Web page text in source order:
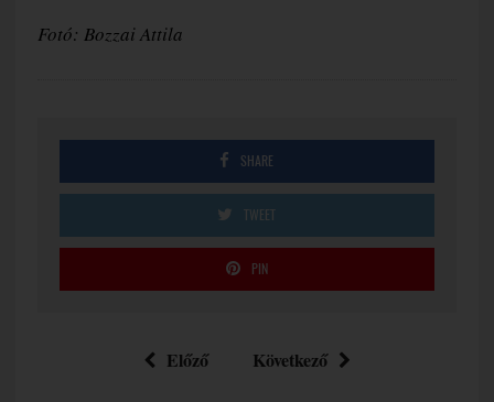
Fotó: Bozzai Attila
SHARE
TWEET
PIN
Előző Következő